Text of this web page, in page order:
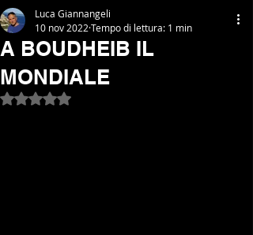
A BOUDHEIB IL
MONDIALE
Luca Giannangeli
10 nov 2022 Tempo di lettura: 1 min
Valutazione NaN stelle su 5.